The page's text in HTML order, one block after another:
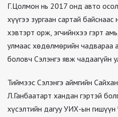
Г.Цолмон нь 2017 онд авто
хүүгээ зургаан сартай
хэвтэрт орж, эгчийнхээ гэрт
улмаас хөдөлмөрийн чадвараа
боловч Сэлэнгэ явж чадаагүйн
Тиймээс Сэлэнгэ аймгийн
Л.Ганбаатарт хандан гэртэй
хүсэлтийн дагуу УИХ-ын